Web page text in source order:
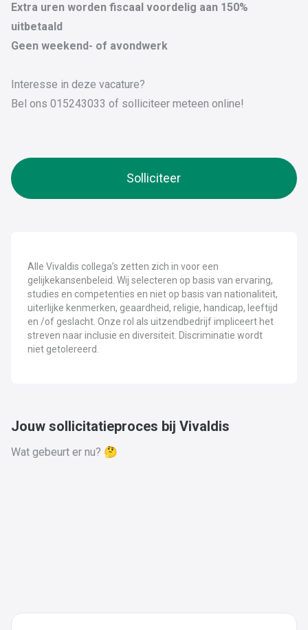
Extra uren worden fiscaal voordelig aan 150%
uitbetaald
Geen weekend- of avondwerk
Interesse in deze vacature?
Bel ons 015243033 of solliciteer meteen online!
Solliciteer
Alle Vivaldis collega’s zetten zich in voor een
gelijkekansenbeleid. Wij selecteren op basis van ervaring,
studies en competenties en niet op basis van nationaliteit,
uiterlijke kenmerken, geaardheid, religie, handicap, leeftijd
en /of geslacht. Onze rol als uitzendbedrijf impliceert het
streven naar inclusie en diversiteit. Discriminatie wordt
niet getolereerd.
Jouw sollicitatieproces bij Vivaldis
Wat gebeurt er nu? 🤔